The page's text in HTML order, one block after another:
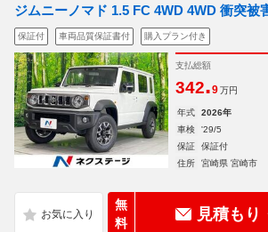
ジムニーノマド 1.5 FC 4WD 4WD 衝突被
保証付 車両品質保証書付 購入プラン付き
支払総額
342.9 万円
年式 2026年
車検
'29/5
保証
保証付
住所
宮崎県 宮崎市
無
料
見積もり